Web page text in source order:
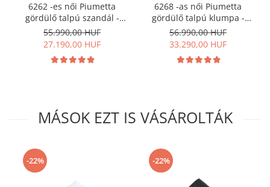
6262 -es női Piumetta
gördülő talpú szandál -
fehér
55.990,00 HUF
27.190,00 HUF
6268 -as női Piumetta
gördülő talpú klumpa -
fehér
56.990,00 HUF
33.290,00 HUF
MÁSOK EZT IS VÁSÁROLTÁK
-22% -22%